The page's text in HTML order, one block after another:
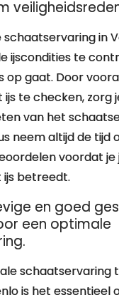
schaatservaring in
ijscondities te
op gaat. Door
ijs te checken, zorg
van het
neem altijd de tijd
voordat
betreedt.
en goed
een optimale
schaatservaring
is het essentieel